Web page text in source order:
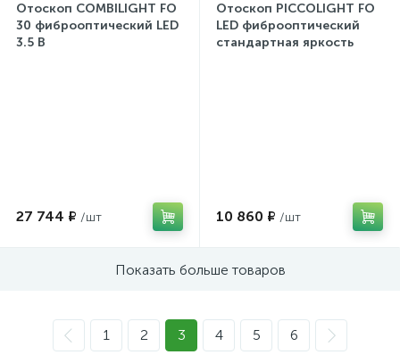
Отоскоп COMBILIGHT FO
30 фиброоптический LED
3.5 В
27 744 ₽
Отоскоп PICCOLIGHT FO
LED фиброоптический
стандартная яркость
10 860 ₽
Показать больше товаров
1 2 3 4 5 6